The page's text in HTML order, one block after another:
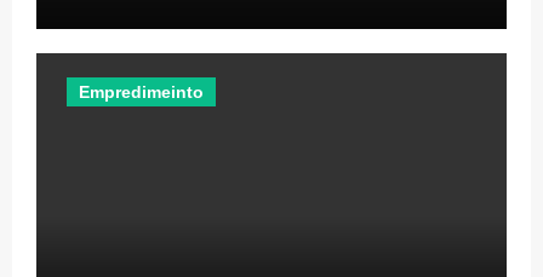
Empredimeinto